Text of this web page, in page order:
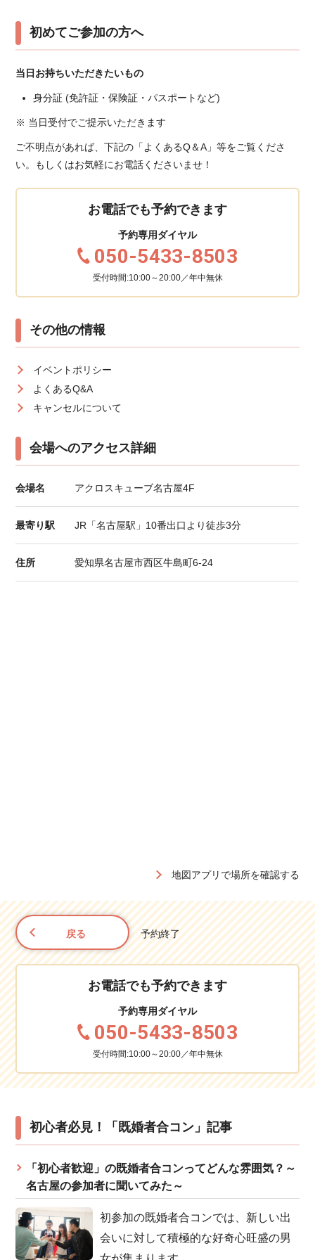
初めてご参加の方へ
当日お持ちいただきたいもの
身分証 (免許証・保険証・パスポートなど)
※ 当日受付でご提示いただきます
ご不明点があれば、下記の「よくあるQ＆A」等をご覧くださ
い。もしくはお気軽にお電話くださいませ！
お電話でも予約できます
予約専用ダイヤル
050-5433-8503
受付時間:10:00～20:00／年中無休
その他の情報
イベントポリシー
よくあるQ&A
キャンセルについて
会場へのアクセス詳細
会場名 アクロスキューブ名古屋4F
最寄り駅 JR「名古屋駅」10番出口より徒歩3分
住所 愛知県名古屋市西区牛島町6-24
地図アプリで場所を確認する
戻る 予約終了
お電話でも予約できます
予約専用ダイヤル
050-5433-8503
受付時間:10:00～20:00／年中無休
初心者必見！「既婚者合コン」記事
「初心者歓迎」の既婚者合コンってどんな雰囲気？～
名古屋の参加者に聞いてみた～
初参加の既婚者合コンでは、新しい出
会いに対して積極的な好奇心旺盛の男